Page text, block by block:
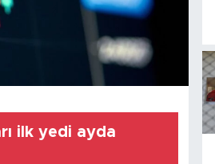
ilk yedi ayda